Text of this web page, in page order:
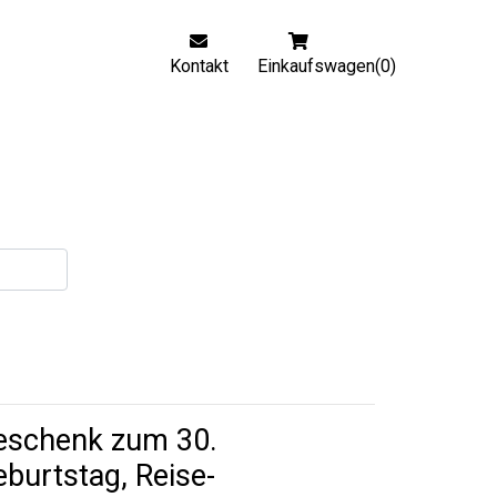
Kontakt Einkaufswagen(0)
zum 30.
Reise-